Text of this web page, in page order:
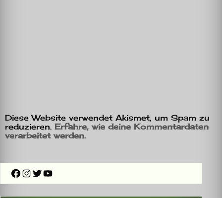
Diese Website verwendet Akismet, um Spam zu
reduzieren. Erfahre, wie deine Kommentardaten
verarbeitet werden.
Facebook
Instagram
Twitter
YouTube